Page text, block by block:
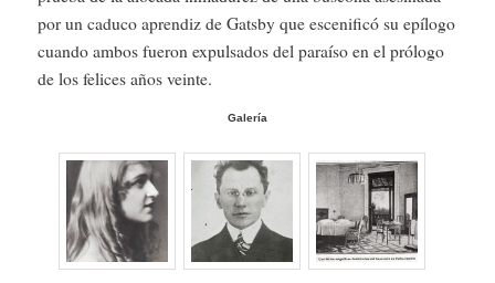
por un caduco aprendiz de Gatsby que escenificó su epílogo
cuando ambos fueron expulsados del paraíso en el prólogo
de los felices años veinte.
Galería